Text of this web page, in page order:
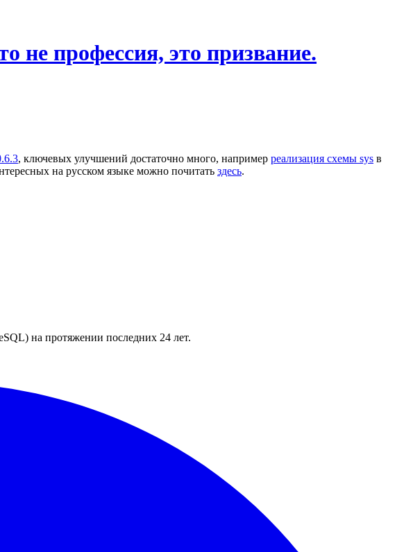
не профессия, это призвание.
, ключевых улучшений достаточно много, например реализация схемы sys в
на русском языке можно почитать здесь.
на протяжении последних 24 лет.